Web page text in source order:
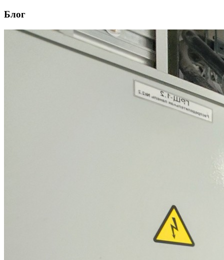
Блог